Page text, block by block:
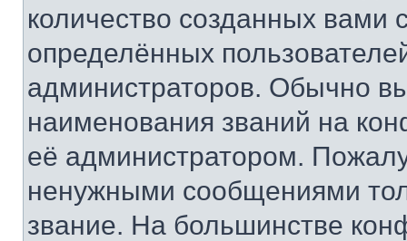
количество созданных
определённых
администраторов. Обычно
наименования званий на
её администратором.
ненужными сообщениями
звание. На большинстве